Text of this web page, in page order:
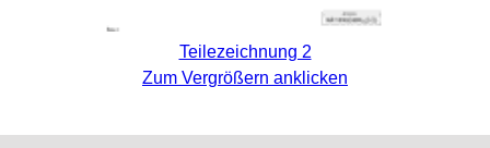
Teilezeichnung 2
Zum Vergrößern anklicken